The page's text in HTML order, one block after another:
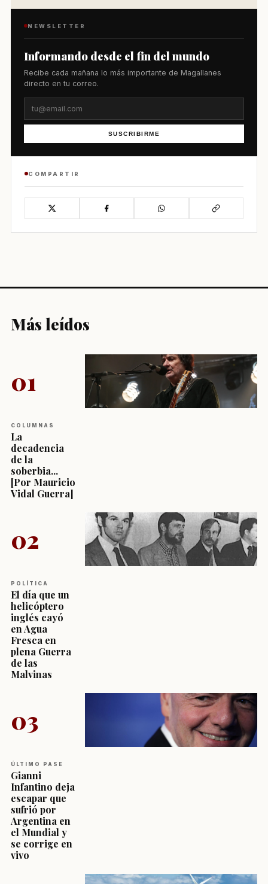
NEWSLETTER
Informando desde el fin del mundo
Recibe cada mañana lo más importante de Magallanes
directo en tu correo.
SUSCRIBIRME
COMPARTIR
Más leídos
01
COLUMNAS
La
decadencia
de la
soberbia...
[Por Mauricio
Vidal Guerra]
02
POLÍTICA
El día que un
helicóptero
inglés cayó
en Agua
Fresca en
plena Guerra
de las
Malvinas
03
ÚLTIMO PASE
Gianni
Infantino deja
escapar que
sufrió por
Argentina en
el Mundial y
se corrige en
vivo